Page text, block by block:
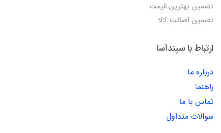
تضمین بهترین قیمت
تضمین اصالت کالا
ارتباط با سپندآسا
درباره ما
راهنما
تماس با ما
سوالات متداول